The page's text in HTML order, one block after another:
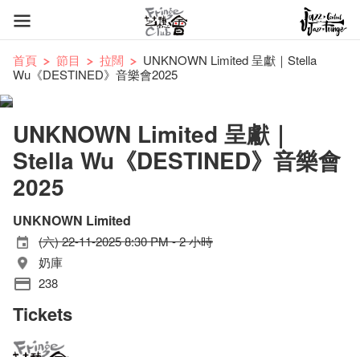
首頁 節目 拉闊
UNKNOWN Limited 呈獻｜Stella
Wu《DESTINED》音樂會2025
UNKNOWN Limited 呈獻｜
Stella Wu《DESTINED》音樂會
2025
UNKNOWN Limited
(六) 22-11-2025 8:30 PM - 2 小時
奶庫
238
Tickets